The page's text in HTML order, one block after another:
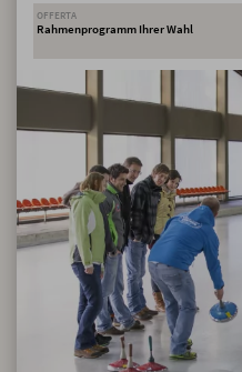
OFFERTA
Rahmenprogramm Ihrer Wahl